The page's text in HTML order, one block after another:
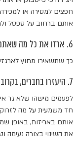
חפצים למסירה או
אותם ברחוב על ספסל
6. ארזו את כל מה שאתם לא צריכים באופן שוטף – קודם
כך שתשאירו מחוץ
7. היעזרו בחברים, בקרובי משפחה ובילדים
לפעמים מישהו שלא גר
חד משמעית על מה
אותם באריזות, באופן
את השינוי בצורה נעימה